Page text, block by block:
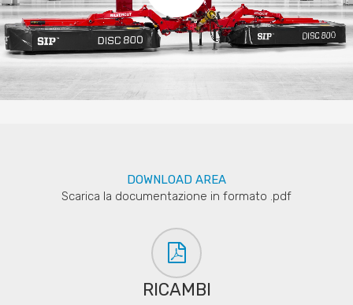
DOWNLOAD AREA
Scarica la documentazione in formato .pdf
RICAMBI